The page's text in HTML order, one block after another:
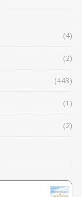
(4)
(2)
(443)
(1)
(2)